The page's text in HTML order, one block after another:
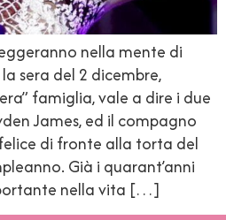
nella mente di
sera del 2 dicembre,
famiglia, vale a dire i due
James, ed il compagno
di fronte alla torta del
Già i quarant’anni
nella vita […]